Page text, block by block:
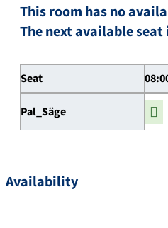
This room has no
The next available seat
Seat
Pal_Säge
Availability